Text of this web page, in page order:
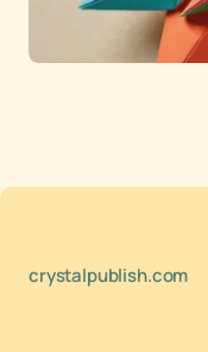
crystalpublish.com